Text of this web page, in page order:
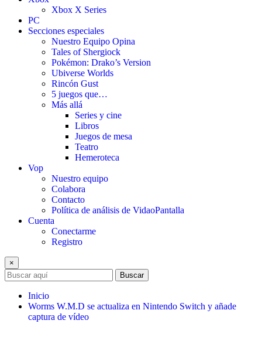
Xbox X Series
PC
Secciones especiales
Nuestro Equipo Opina
Tales of Shergiock
Pokémon: Drako’s Version
Ubiverse Worlds
Rincón Gust
5 juegos que…
Más allá
Series y cine
Libros
Juegos de mesa
Teatro
Hemeroteca
Vop
Nuestro equipo
Colabora
Contacto
Política de análisis de VidaoPantalla
Cuenta
Conectarme
Registro
×
Buscar
Inicio
Worms W.M.D se actualiza en Nintendo Switch y añade
captura de vídeo